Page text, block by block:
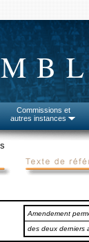
Commissions et
autres instances
Amendement
des deux derniers